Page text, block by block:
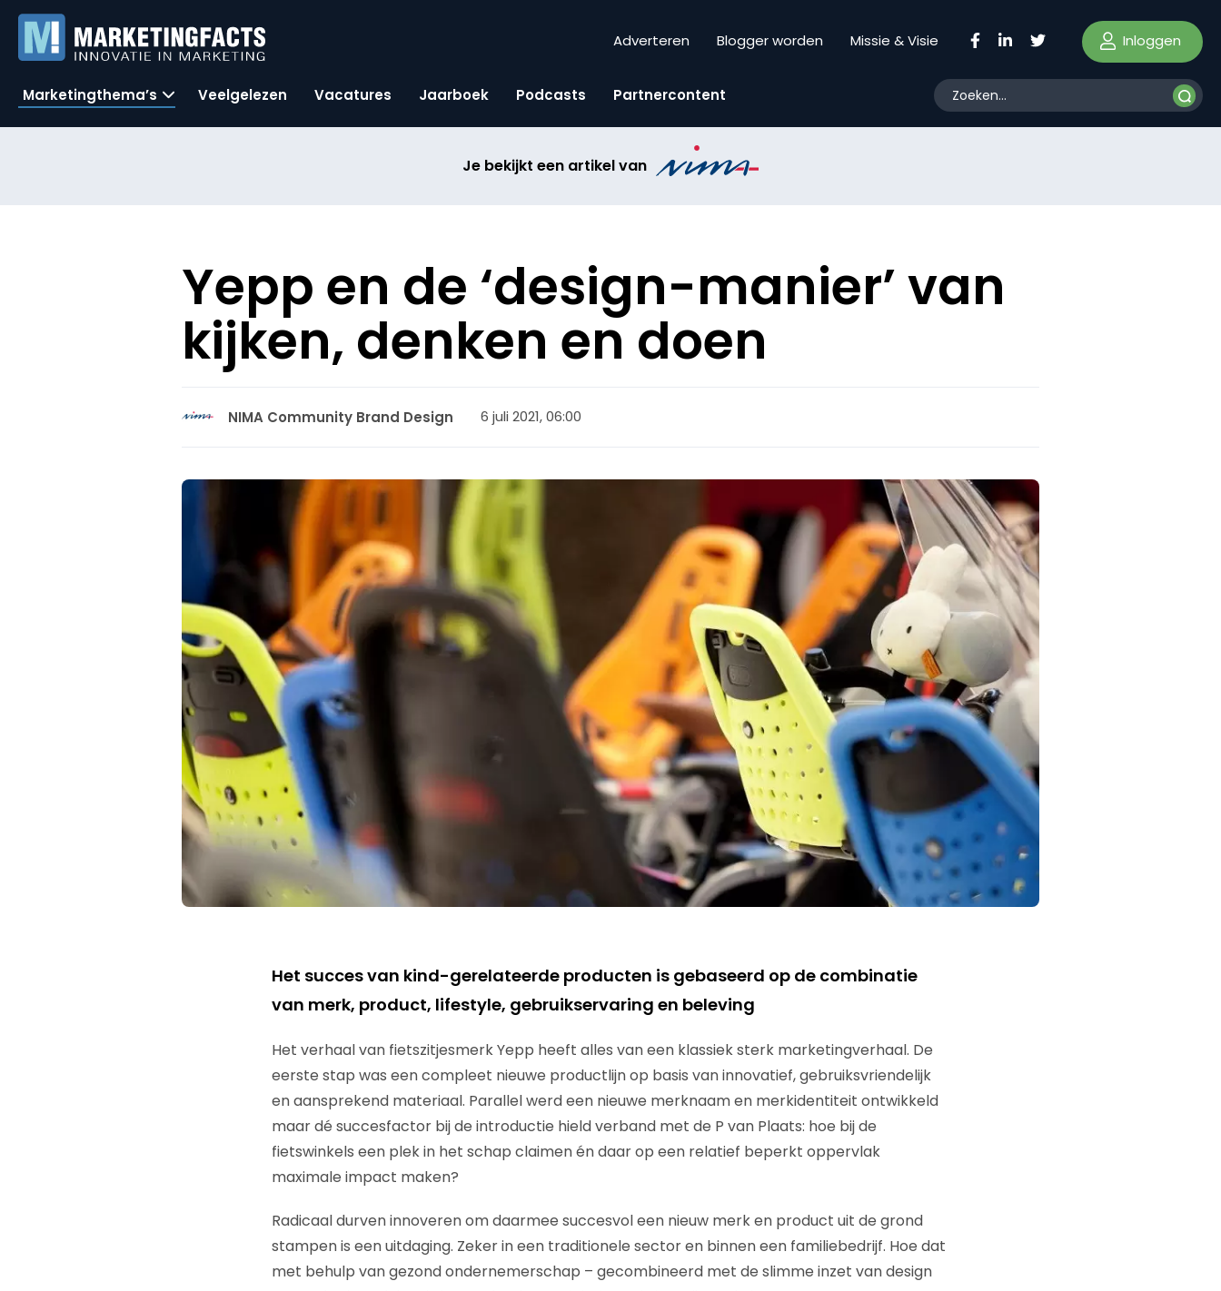
Adverteren Blogger worden Missie & Visie Inloggen
Marketingthema’s Veelgelezen Vacatures Jaarboek Podcasts Partnercontent
Je bekijkt een artikel van
Yepp en de ‘design-manier’ van
kijken, denken en doen
NIMA Community Brand Design 6 juli 2021, 06:00
Het succes van kind-gerelateerde producten is gebaseerd op de combinatie
van merk, product, lifestyle, gebruikservaring en beleving
Het verhaal van fietszitjesmerk Yepp heeft alles van een klassiek sterk marketingverhaal. De
eerste stap was een compleet nieuwe productlijn op basis van innovatief, gebruiksvriendelijk
en aansprekend materiaal. Parallel werd een nieuwe merknaam en merkidentiteit ontwikkeld
maar dé succesfactor bij de introductie hield verband met de P van Plaats: hoe bij de
fietswinkels een plek in het schap claimen én daar op een relatief beperkt oppervlak
maximale impact maken?
Radicaal durven innoveren om daarmee succesvol een nieuw merk en product uit de grond
stampen is een uitdaging. Zeker in een traditionele sector en binnen een familiebedrijf. Hoe dat
met behulp van gezond ondernemerschap – gecombineerd met de slimme inzet van design